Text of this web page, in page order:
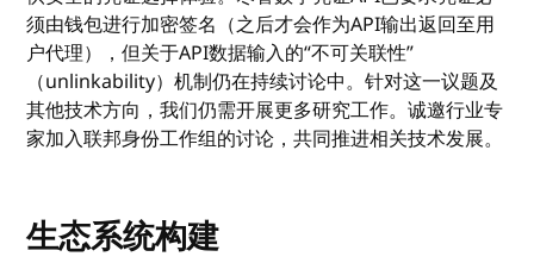
须由钱包进行加密签名（之后才会作为API输出返回至用
户代理），但关于API数据输入的“不可关联性”
（unlinkability）机制仍在持续讨论中。针对这一议题及
其他技术方向，我们仍需开展更多研究工作。诚邀行业专
家加入联邦身份工作组的讨论，共同推进相关技术发展。
生态系统构建